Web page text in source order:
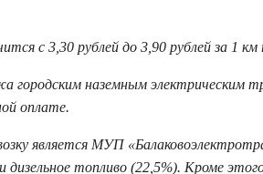
с 3,30 рублей до 3,90 рублей за 1 км
городским наземным электрическим
оплате.
является МУП
топливо (22,5%). Кроме